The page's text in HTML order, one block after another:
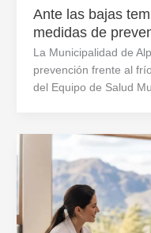
Ante las bajas
medidas de
La Municipalidad de
prevención frente al
del Equipo de Salud